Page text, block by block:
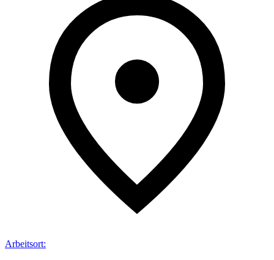
Arbeitsort: